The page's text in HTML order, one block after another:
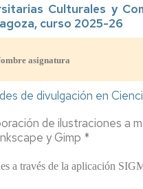
Culturales y
curso 2025-26
asignatura
de divulgación en
de ilustraciones a
y Gimp *
a través de la aplicación